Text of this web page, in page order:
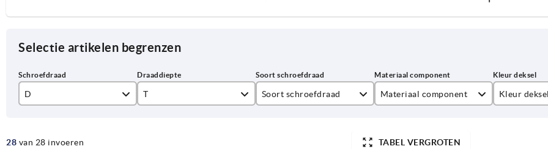
Selectie artikelen begrenzen
D
M6
T Soort schroefdraad Materiaal component Kleur deksel
28 van 28 invoeren TABEL VERGROTEN